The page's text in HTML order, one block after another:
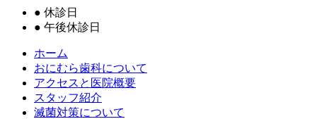
● 休診日
● 午後休診日
ホーム
おにむら歯科について
アクセスと医院概要
スタッフ紹介
滅菌対策について